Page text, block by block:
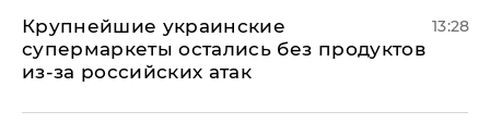
Крупнейшие украинские
супермаркеты остались без продуктов
из-за российских атак
13:28